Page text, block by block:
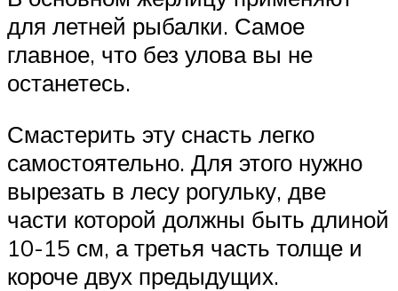
для летней рыбалки. Самое
главное, что без улова вы не
останетесь.
Смастерить эту снасть легко
самостоятельно. Для этого нужно
вырезать в лесу рогульку, две
части которой должны быть длиной
10-15 см, а третья часть толще и
короче двух предыдущих.